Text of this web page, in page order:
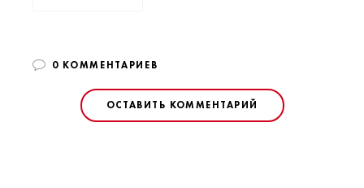
0 КОММЕНТАРИЕВ
ОСТАВИТЬ КОММЕНТАРИЙ